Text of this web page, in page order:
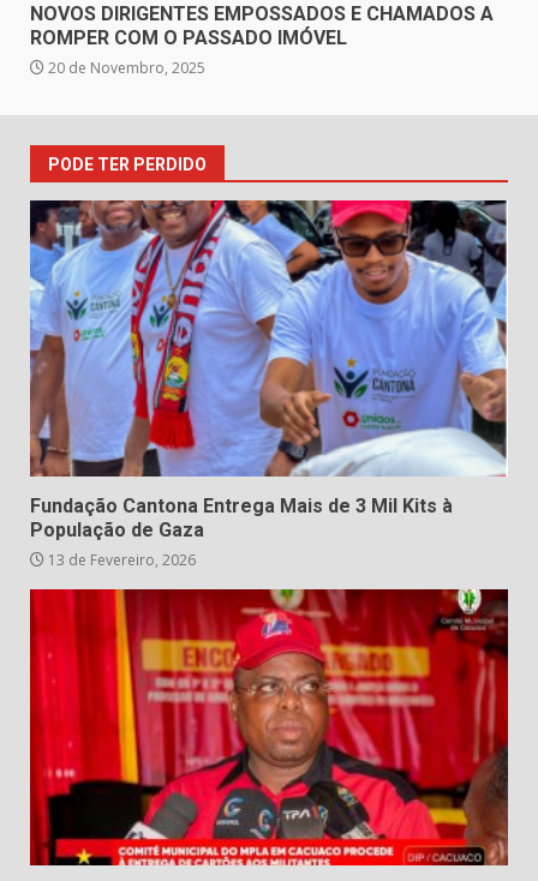
NOVOS DIRIGENTES EMPOSSADOS E CHAMADOS A
ROMPER COM O PASSADO IMÓVEL
20 de Novembro, 2025
PODE TER PERDIDO
Fundação Cantona Entrega Mais de 3 Mil Kits à
População de Gaza
13 de Fevereiro, 2026